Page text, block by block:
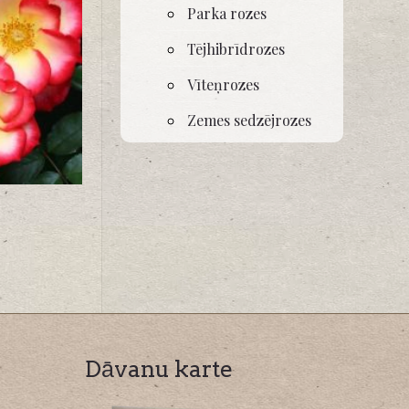
Parka rozes
Tējhibrīdrozes
Vīteņrozes
Zemes sedzējrozes
Dāvanu karte